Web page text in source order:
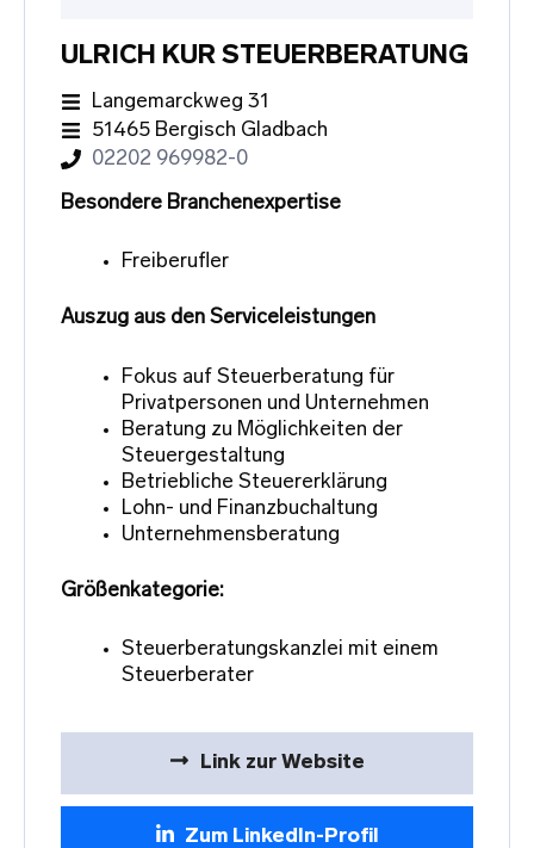
ULRICH KUR STEUERBERATUNG
Langemarckweg 31
51465 Bergisch Gladbach
02202 969982-0
Besondere Branchenexpertise
Freiberufler
Auszug aus den Serviceleistungen
Fokus auf Steuerberatung für
Privatpersonen und Unternehmen
Beratung zu Möglichkeiten der
Steuergestaltung
Betriebliche Steuererklärung
Lohn- und Finanzbuchaltung
Unternehmensberatung
Größenkategorie:
Steuerberatungskanzlei mit einem
Steuerberater
Link zur Website
Zum LinkedIn-Profil